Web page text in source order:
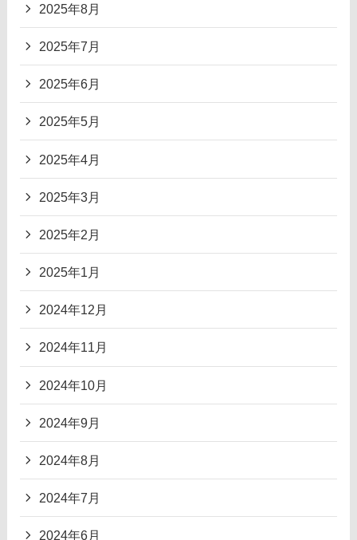
2025年8月
2025年7月
2025年6月
2025年5月
2025年4月
2025年3月
2025年2月
2025年1月
2024年12月
2024年11月
2024年10月
2024年9月
2024年8月
2024年7月
2024年6月